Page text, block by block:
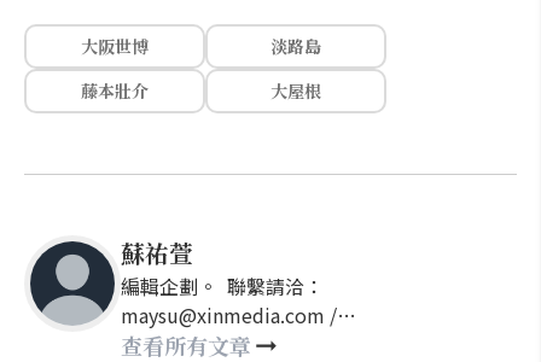
大阪世博
淡路島
藤本壯介
大屋根
蘇祐萱
編輯企劃。 聯繫請洽：
maysu@xinmedia.com /
may860527@gmail.com
查看所有文章